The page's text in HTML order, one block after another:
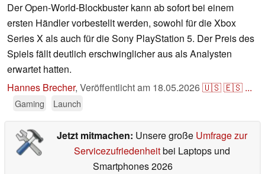
Der Open-World-Blockbuster kann ab sofort bei einem
ersten Händler vorbestellt werden, sowohl für die Xbox
Series X als auch für die Sony PlayStation 5. Der Preis des
Spiels fällt deutlich erschwinglicher aus als Analysten
erwartet hatten.
Hannes Brecher, Veröffentlicht am 18.05.2026🇺🇸🇪🇸 ...
Gaming Launch
Jetzt mitmachen: Unsere große Umfrage zur
Servicezufriedenheitbei Laptops und
Smartphones 2026